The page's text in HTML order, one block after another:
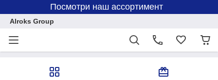
Посмотри наш ассортимент
Alroks Group